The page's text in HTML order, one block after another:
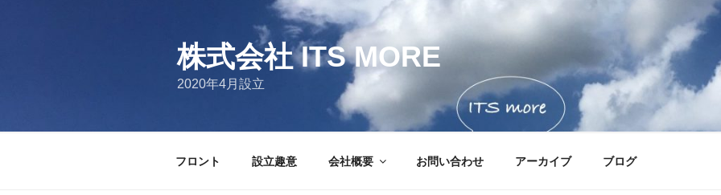
株式会社 ITS MORE
2020年4月設立
フロント 設立趣意 会社概要 お問い合わせ アーカイブ ブログ